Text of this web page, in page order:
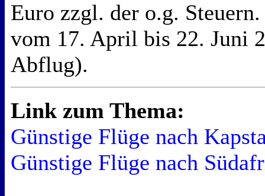
Euro zzgl. der o.g.
vom 17. April bis 22. Juni
Abflug).
Link zum Thema:
Günstige Flüge nach
Günstige Flüge nach